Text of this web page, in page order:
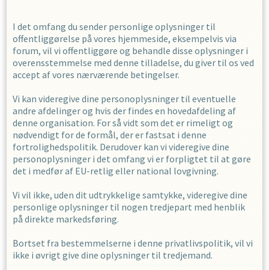
I det omfang du sender personlige oplysninger til
offentliggørelse på vores hjemmeside, eksempelvis via
forum, vil vi offentliggøre og behandle disse oplysninger i
overensstemmelse med denne tilladelse, du giver til os ved
accept af vores nærværende betingelser.
Vi kan videregive dine personoplysninger til eventuelle
andre afdelinger og hvis der findes en hovedafdeling af
denne organisation. For så vidt som det er rimeligt og
nødvendigt for de formål, der er fastsat i denne
fortrolighedspolitik. Derudover kan vi videregive dine
personoplysninger i det omfang vi er forpligtet til at gøre
det i medfør af EU-retlig eller national lovgivning.
Vi vil ikke, uden dit udtrykkelige samtykke, videregive dine
personlige oplysninger til nogen tredjepart med henblik
på direkte markedsføring.
Bortset fra bestemmelserne i denne privatlivspolitik, vil vi
ikke i øvrigt give dine oplysninger til tredjemand.